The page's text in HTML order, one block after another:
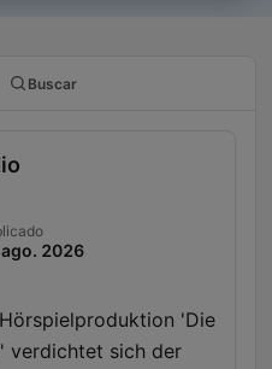
Buscar
2026
'Die
verdichtet sich der